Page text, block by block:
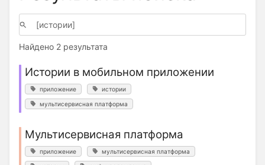
Найдено 2 результата
Истории в мобильном приложении
приложение истории
мультисервисная платформа
Мультисервисная платформа
приложение мультисервисная платформа